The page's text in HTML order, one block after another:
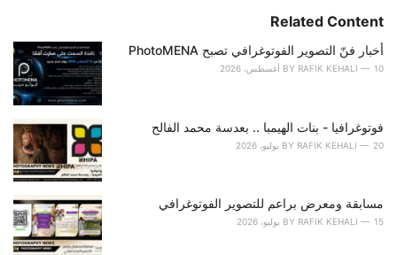
e
o
r
:
Related Content
أخبار فنّ التصوير الفوتوغرافي تصبح PhotoMENA
BY RAFIK KEHALI 10 أغسطس، 2026
فوتوغرافيا - بنات الهيمبا .. بعدسة محمد الفالح
BY RAFIK KEHALI 20 يوليو، 2026
مسابقة ومعرض براعم للتصوير الفوتوغرافي
BY RAFIK KEHALI 15 يوليو، 2026